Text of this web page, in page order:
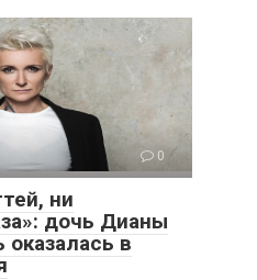
0
ни
дочь Дианы
оказалась в